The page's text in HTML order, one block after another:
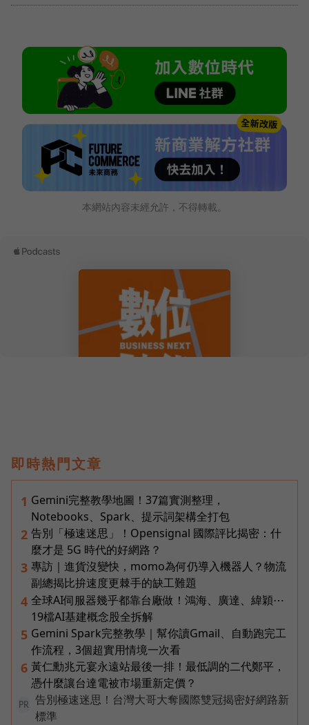
本網站內容未經允許，不得轉載。
即時熱門文章
1 Gemini完整教學地圖！37篇實測整理，
Notebooks、Spark、提示詞架構全打包
2 告別「極速迷思」！Opensignal 國際評比揭密：什
麼才是 5G 時代的好網路？
3 專訪｜進貨沒變快，momo為何仍導入機器人？物流
副總揭比拚速度更棘手的缺工難題
4 全球AI伺服器幾乎都靠台廠做！鴻海、廣達、緯穎⋯
19檔AI基建概念股全拆解
5 Gemini Spark完整教學｜幫你讀Gmail、自動跑完工
作流程，3個超實用情境一次看
6 黃仁勳兆元宴永遠站最後一排！最低調的二代鄭平，
憑什麼讓台達電被市場重新定價？
PR
告別極速迷思！台灣大哥大奪國際雙冠揭密好網路新
標準